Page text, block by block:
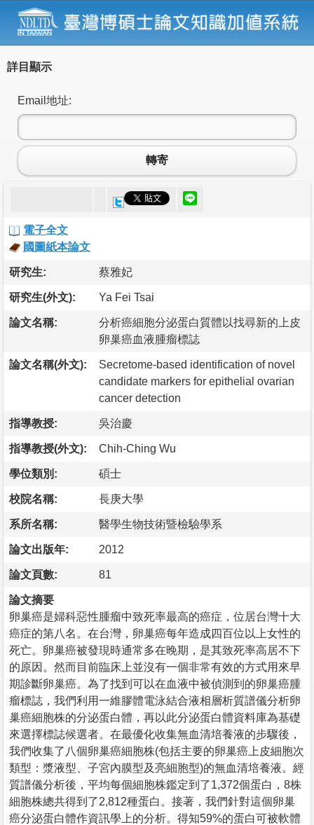
詳目顯示
Email地址:
轉寄
電子全文
國圖紙本論文
研究生: 蔡雅妃
研究生(外文): Ya Fei Tsai
論文名稱:
分析癌細胞分泌蛋白質體以找尋新的上皮
卵巢癌血液腫瘤標誌
論文名稱(外文):
Secretome-based identification of novel
candidate markers for epithelial ovarian
cancer detection
指導教授: 吳治慶
指導教授(外文): Chih-Ching Wu
學位類別: 碩士
校院名稱: 長庚大學
系所名稱: 醫學生物技術暨檢驗學系
論文出版年: 2012
論文頁數: 81
論文摘要
卵巢癌是婦科惡性腫瘤中致死率最高的癌症，位居台灣十大
癌症的第八名。在台灣，卵巢癌每年造成四百位以上女性的
死亡。卵巢癌被發現時通常多在晚期，是其致死率高居不下
的原因。然而目前臨床上並沒有一個非常有效的方式用來早
期診斷卵巢癌。為了找到可以在血液中被偵測到的卵巢癌腫
瘤標誌，我們利用一維膠體電泳結合液相層析質譜儀分析卵
巢癌細胞株的分泌蛋白體，再以此分泌蛋白體資料庫為基礎
來選擇標誌候選者。在最優化收集無血清培養液的步驟後，
我們收集了八個卵巢癌細胞株(包括主要的卵巢癌上皮細胞次
類型：漿液型、子宮內膜型及亮細胞型)的無血清培養液。經
質譜儀分析後，平均每個細胞株鑑定到了1,372個蛋白，8株
細胞株總共得到了2,812種蛋白。接著，我們針對這個卵巢
癌分泌蛋白體作資訊學上的分析。得知59%的蛋白可被軟體